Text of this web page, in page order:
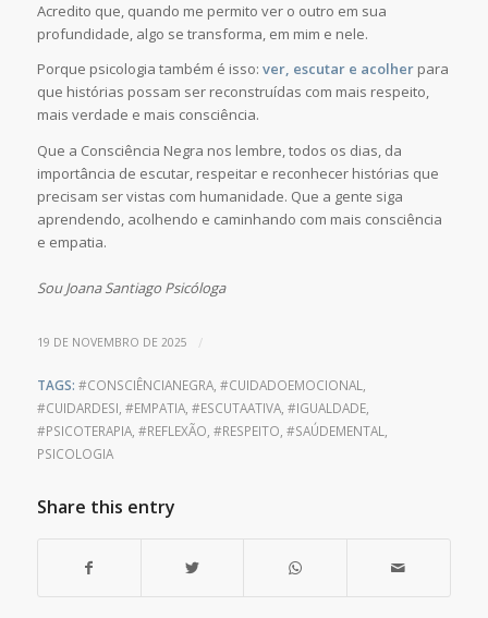
Acredito que, quando me permito ver o outro em sua
profundidade, algo se transforma, em mim e nele.
Porque psicologia também é isso: ver, escutar e acolherpara
que histórias possam ser reconstruídas com mais respeito,
mais verdade e mais consciência.
Que a Consciência Negra nos lembre, todos os dias, da
importância de escutar, respeitar e reconhecer histórias que
precisam ser vistas com humanidade. Que a gente siga
aprendendo, acolhendo e caminhando com mais consciência
e empatia.
Sou Joana Santiago Psicóloga
19 DE NOVEMBRO DE 2025 /
TAGS: #CONSCIÊNCIANEGRA, #CUIDADOEMOCIONAL
#CUIDARDESI #EMPATIA, #ESCUTAATIVA, #IGUALDADE,
#PSICOTERAPIA, #REFLEXÃO #RESPEITO #SAÚDEMENTAL
PSICOLOGIA
Share this entry